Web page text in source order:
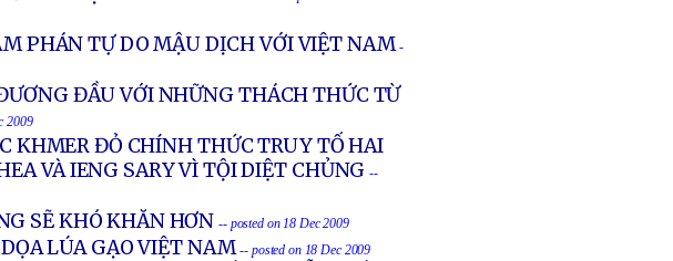
PHÁN TỰ DO MẬU DỊCH VỚI VIỆT NAM -
ĐẦU VỚI NHỮNG THÁCH THỨC TỪ
2009
KHMER ĐỎ CHÍNH THỨC TRUY TỐ HAI
VÀ IENG SARY VÌ TỘI DIỆT CHỦNG --
SẼ KHÓ KHĂN HƠN -- posted on 18 Dec 2009
LÚA GẠO VIỆT NAM -- posted on 18 Dec 2009